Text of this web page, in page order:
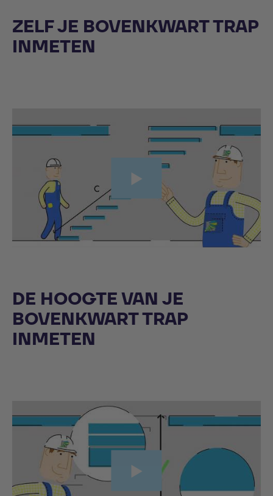
ZELF JE BOVENKWART TRAP
INMETEN
DE HOOGTE VAN JE
BOVENKWART TRAP
INMETEN